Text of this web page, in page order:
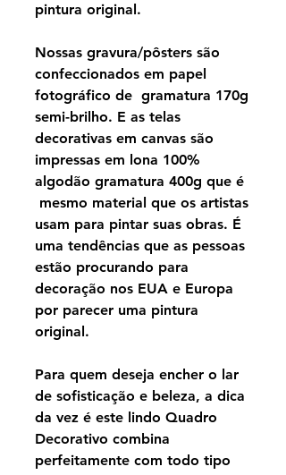
pintura original.
Nossas gravura/pôsters são
confeccionados em papel
fotográfico de gramatura 170g
semi-brilho. E as telas
decorativas em canvas são
impressas em lona 100%
algodão gramatura 400g que é
mesmo material que os artistas
usam para pintar suas obras. É
uma tendências que as pessoas
estão procurando para
decoração nos EUA e Europa
por parecer uma pintura
original.
Para quem deseja encher o lar
de sofisticação e beleza, a dica
da vez é este lindo Quadro
Decorativo combina
perfeitamente com todo tipo